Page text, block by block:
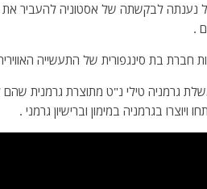
נענתה לבקשתה של אסטוניה להעביר
.
גרמניה טילי נ"ט מתוצרת גרמנית
בגרמניה במימון וברישיון גרמני .